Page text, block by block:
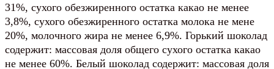
31%, сухого обезжиренного остатка какао не менее
3,8%, сухого обезжиренного остатка молока не мене
20%, молочного жира не менее 6,9%. Горький шоколад
содержит: массовая доля общего сухого остатка какао
не менее 60%. Белый шоколад содержит: массовая доля